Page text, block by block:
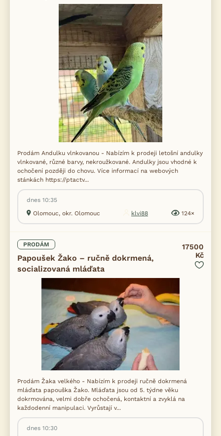
Prodám Andulku vlnkovanou - Nabízím k prodeji letošní andulky
vlnkované, různé barvy, nekroužkované. Andulky jsou vhodné k
ochočení později do chovu. Více informací na webových
stánkách https://ptactv...
dnes 10:35
Olomouc, okr. Olomouc
klvi88 124×
PRODÁM
Papoušek Žako – ručně dokrmená,
socializovaná mláďata
17500
Kč
Prodám Žaka velkého - Nabízím k prodeji ručně dokrmená
mláďata papouška Žako. Mláďata jsou od 5. týdne věku
dokrmována, velmi dobře ochočená, kontaktní a zvyklá na
každodenní manipulaci. Vyrůstají v...
dnes 10:30